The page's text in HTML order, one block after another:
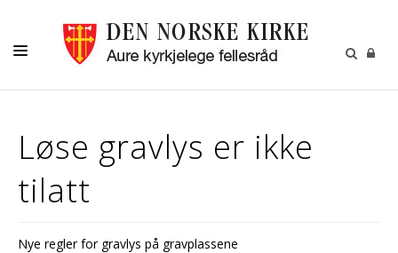
MENIGHETSBLAD
BARN
VOKSNE
Løse gravlys er ikke
tilatt
Nye regler for gravlys på gravplassene